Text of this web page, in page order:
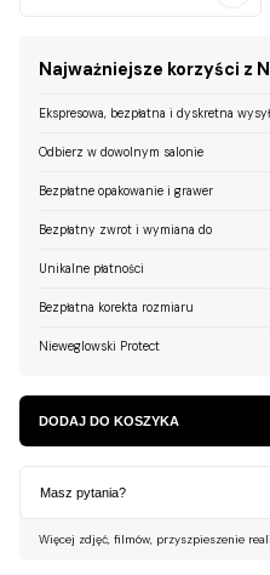
Najważniejsze korzyści z
Ekspresowa, bezpłatna i dyskretna
Odbierz w dowolnym salonie
Bezpłatne opakowanie i grawer
Bezpłatny zwrot i wymiana do
Unikalne płatności
Bezpłatna korekta rozmiaru
Nieweglowski Protect
DODAJ DO KOSZYKA
Masz pytania?
Więcej zdjęć, filmów, przyszpieszenie